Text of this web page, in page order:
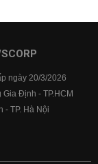
ngày 20/3/2026
Định - TP.HCM
- TP. Hà Nội